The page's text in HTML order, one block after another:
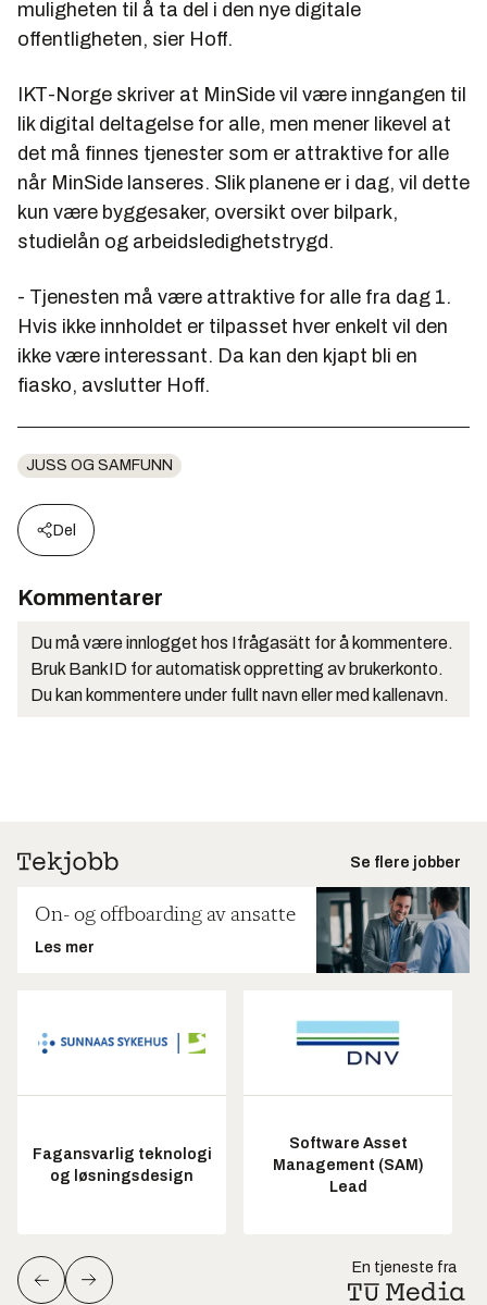
muligheten til å ta del i den nye digitale
offentligheten, sier Hoff.
IKT-Norge skriver at MinSide vil være inngangen til
lik digital deltagelse for alle, men mener likevel at
det må finnes tjenester som er attraktive for alle
når MinSide lanseres. Slik planene er i dag, vil dette
kun være byggesaker, oversikt over bilpark,
studielån og arbeidsledighetstrygd.
- Tjenesten må være attraktive for alle fra dag 1.
Hvis ikke innholdet er tilpasset hver enkelt vil den
ikke være interessant. Da kan den kjapt bli en
fiasko, avslutter Hoff.
JUSS OG SAMFUNN
Del
Kommentarer
Du må være innlogget hos Ifrågasätt for å kommentere.
Bruk BankID for automatisk oppretting av brukerkonto.
Du kan kommentere under fullt navn eller med kallenavn.
Se flere jobber
On- og offboarding av ansatte
Les mer
Fagansvarlig teknologi
og løsningsdesign
Software Asset
Management (SAM)
Lead
En tjeneste fra